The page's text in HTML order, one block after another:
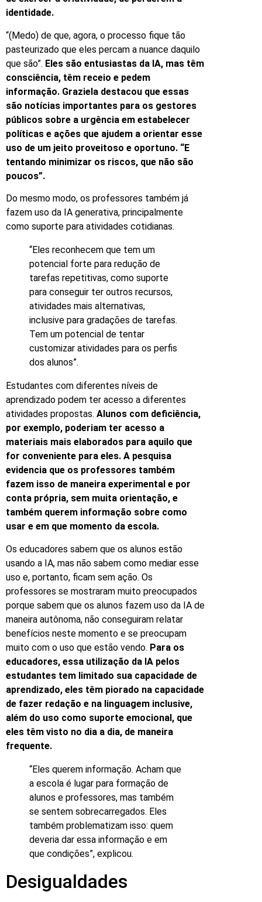
identidade.
“(Medo) de que, agora, o processo fique tão
pasteurizado que eles percam a nuance daquilo
que são”. Eles são entusiastas da IA, mas têm
consciência, têm receio e pedem
informação. Graziela destacou que essas
são notícias importantes para os gestores
públicos sobre a urgência em estabelecer
políticas e ações que ajudem a orientar esse
uso de um jeito proveitoso e oportuno. “E
tentando minimizar os riscos, que não são
poucos”.
Do mesmo modo, os professores também já
fazem uso da IA generativa, principalmente
como suporte para atividades cotidianas.
“Eles reconhecem que tem um
potencial forte para redução de
tarefas repetitivas, como suporte
para conseguir ter outros recursos,
atividades mais alternativas,
inclusive para gradações de tarefas.
Tem um potencial de tentar
customizar atividades para os perfis
dos alunos”.
Estudantes com diferentes níveis de
aprendizado podem ter acesso a diferentes
atividades propostas. Alunos com deficiência,
por exemplo, poderiam ter acesso a
materiais mais elaborados para aquilo que
for conveniente para eles. A pesquisa
evidencia que os professores também
fazem isso de maneira experimental e por
conta própria, sem muita orientação, e
também querem informação sobre como
usar e em que momento da escola.
Os educadores sabem que os alunos estão
usando a IA, mas não sabem como mediar esse
uso e, portanto, ficam sem ação. Os
professores se mostraram muito preocupados
porque sabem que os alunos fazem uso da IA de
maneira autônoma, não conseguiram relatar
benefícios neste momento e se preocupam
muito com o uso que estão vendo. Para os
educadores, essa utilização da IA pelos
estudantes tem limitado sua capacidade de
aprendizado, eles têm piorado na capacidade
de fazer redação e na linguagem inclusive,
além do uso como suporte emocional, que
eles têm visto no dia a dia, de maneira
frequente.
“Eles querem informação. Acham que
a escola é lugar para formação de
alunos e professores, mas também
se sentem sobrecarregados. Eles
também problematizam isso: quem
deveria dar essa informação e em
que condições”, explicou.
Desigualdades